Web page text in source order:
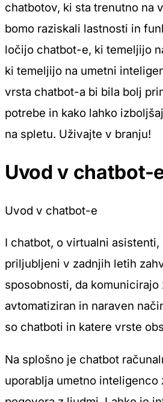
chatbotov, ki sta trenutno na
bomo raziskali lastnosti in
ločijo chatbot-e, ki temeljijo
ki temeljijo na umetni
vrsta chatbot-a bi bila bolj
potrebe in kako lahko
na spletu. Uživajte v branju!
Uvod v chatbot-
Uvod v chatbot-e
I chatbot, o virtualni
priljubljeni v zadnjih letih
sposobnosti, da komunicirajo
avtomatiziran in naraven
so chatboti in katere vrste
Na splošno je chatbot
uporablja umetno inteligenco